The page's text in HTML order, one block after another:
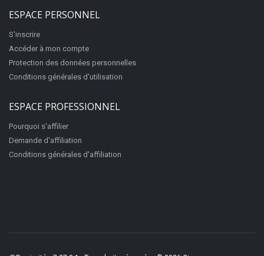
ESPACE PERSONNEL
S'inscrire
Accéder à mon compte
Protection des données personnelles
Conditions générales d'utilisation
ESPACE PROFESSIONNEL
Pourquoi s'affilier
Demande d'affiliation
Conditions générales d'affiliation